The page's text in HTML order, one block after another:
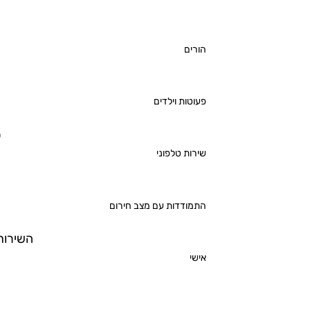
הורים
פעוטות וילדים
שירות טלפוני
התמודדות עם מצב חירום
אישי